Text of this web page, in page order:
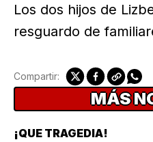
Los dos hijos de
resguardo de
Compartir:
MÁS
¡QUE TRAGEDIA!